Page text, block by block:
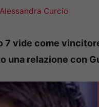
Alessandra Curcio
7 vide come
una relazione con